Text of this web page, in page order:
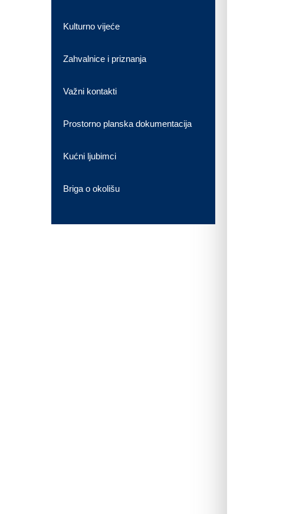
Kulturno vijeće
Zahvalnice i priznanja
Važni kontakti
Prostorno planska dokumentacija
Kućni ljubimci
Briga o okolišu